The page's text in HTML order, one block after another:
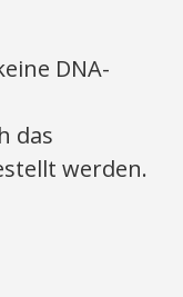
DNA-
das
werden.